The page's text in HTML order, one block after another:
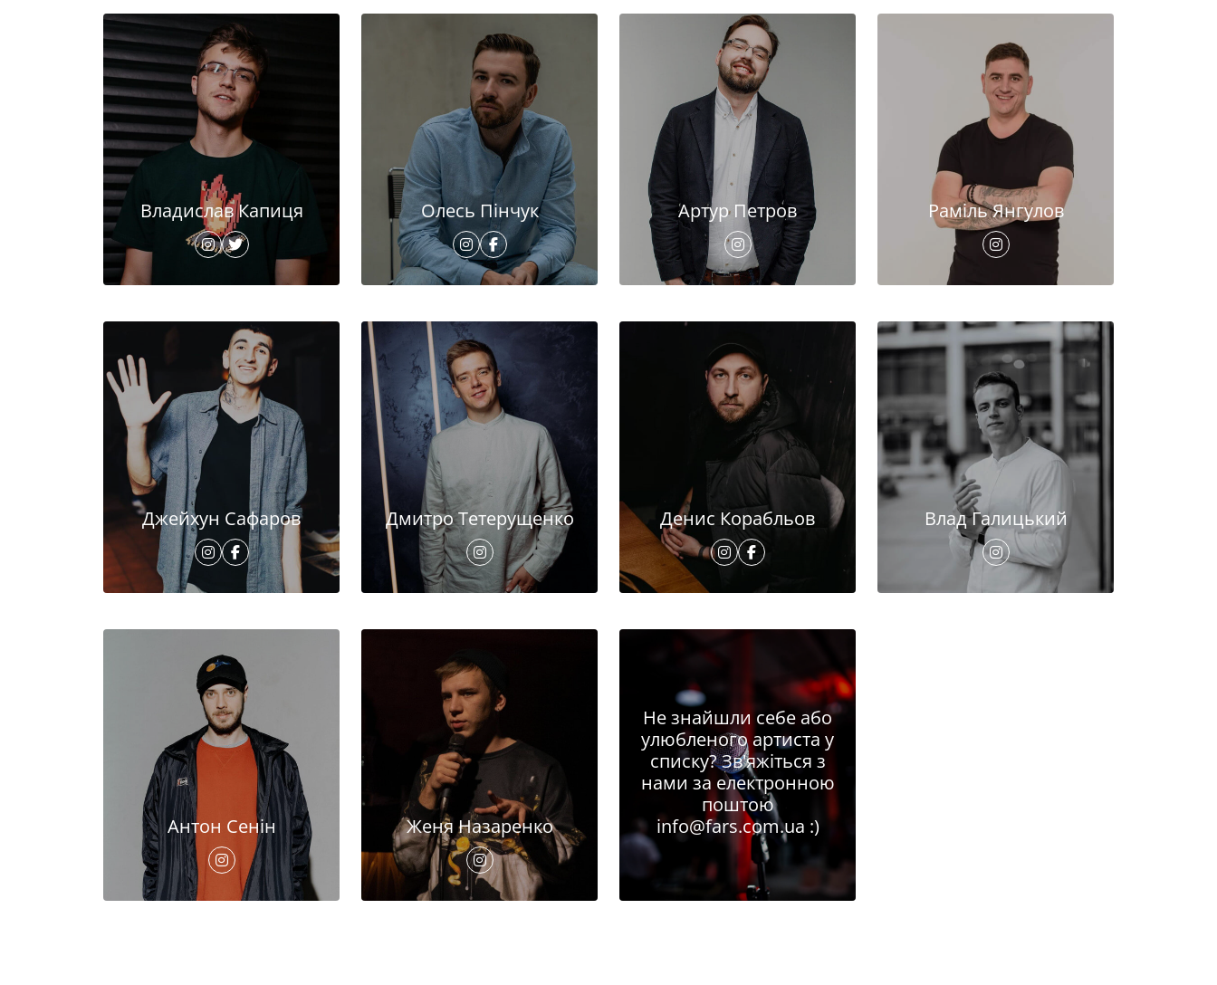
Владислав Капиця Олесь Пінчук Артур Петров Раміль Янгулов
Джейхун Сафаров Дмитро Тетерущенко Денис Корабльов Влад Галицький
Антон Сенін Женя Назаренко
Не знайшли себе або
улюбленого артиста у
списку? Зв'яжіться з
нами за електронною
поштою
info@fars.com.ua :)